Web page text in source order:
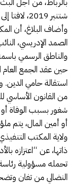
شتنبر
وأضاف البلاغ، أن
الصمد الإدريسي،
حين عقد الجمع
من القانون
شغور بسبب الوفاة أو
أو أمين المال، يتم
ولاية المكتب
ذاتها، عن “اعتزازه
تحمله مسؤولية
النضالي من تفان